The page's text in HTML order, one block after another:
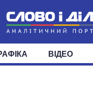
ВІДЕО